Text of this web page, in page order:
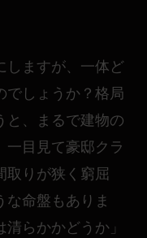
しますが、一体ど
でしょうか？格局
と、まるで建物の
目見て豪邸クラ
取りが狭く窮屈
命盤もありま
らかかどうか」